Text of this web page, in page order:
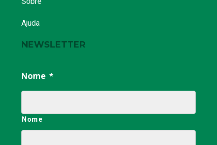
Ajuda
NEWSLETTER
Nome *
Nome